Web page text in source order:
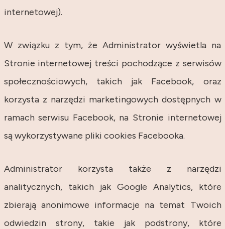
internetowej).
W związku z tym, że Administrator wyświetla na
Stronie internetowej treści pochodzące z serwisów
społecznościowych, takich jak Facebook, oraz
korzysta z narzędzi marketingowych dostępnych w
ramach serwisu Facebook, na Stronie internetowej
są wykorzystywane pliki cookies Facebooka.
Administrator korzysta także z narzędzi
analitycznych, takich jak Google Analytics, które
zbierają anonimowe informacje na temat Twoich
odwiedzin strony, takie jak podstrony, które